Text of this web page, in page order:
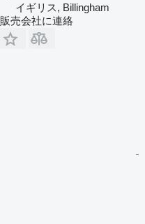
イギリス, Billingham
販売会社に連絡